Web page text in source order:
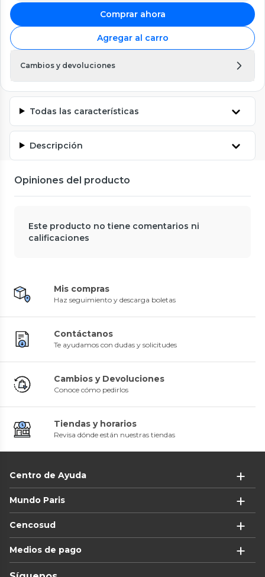
Comprar ahora
Agregar al carro
Cambios y devoluciones
Todas las características
Descripción
Opiniones del producto
Este producto no tiene comentarios ni
calificaciones
Mis compras
Haz seguimiento y descarga boletas
Contáctanos
Te ayudamos con dudas y solicitudes
Cambios y Devoluciones
Conoce cómo pedirlos
Tiendas y horarios
Revisa dónde están nuestras tiendas
Centro de Ayuda
Mundo Paris
Cencosud
Medios de pago